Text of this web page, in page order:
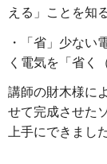
える」ことを知
・「省」少ない
く電気を「省く
講師の財木様に
せて完成させた
上手にできまし